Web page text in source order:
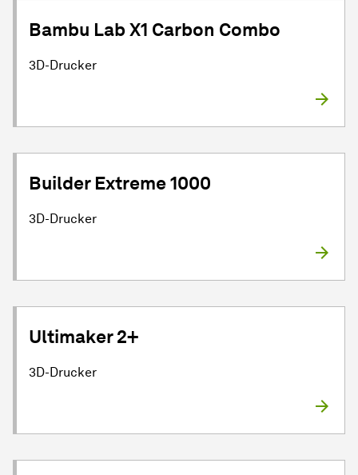
Bambu Lab X1 Carbon Combo
3D-Drucker
Builder Extreme 1000
3D-Drucker
Ultimaker 2+
3D-Drucker